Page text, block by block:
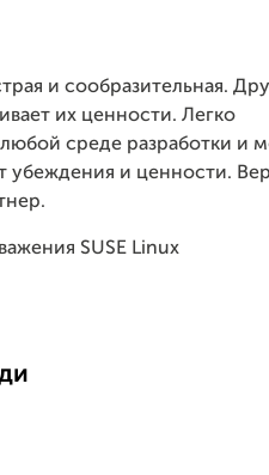
и сообразительная.
их ценности. Легко
среде разработки и
убеждения и ценности.
SUSE Linux